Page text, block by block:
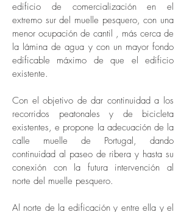
edificio de comercialización en el
extremo sur del muelle pesquero, con una
menor ocupación de cantil , más cerca de
la lámina de agua y con un mayor fondo
edificable máximo de que el edificio
existente.
Con el objetivo de dar continuidad a los
recorridos peatonales y de bicicleta
existentes, e propone la adecuación de la
calle muelle de Portugal, dando
continuidad al paseo de ribera y hasta su
conexión con la futura intervención al
norte del muelle pesquero.
Al norte de la edificación y entre ella y el